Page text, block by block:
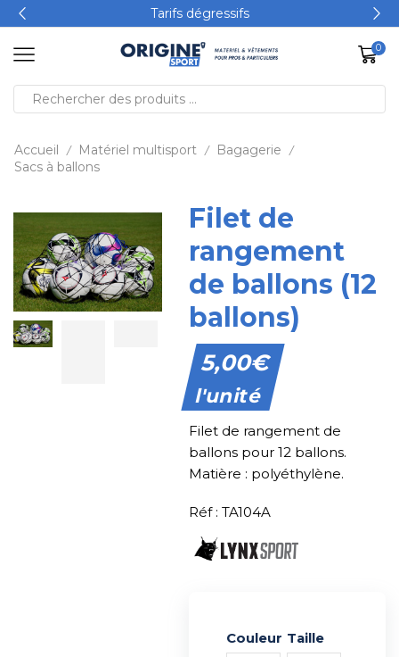
Tarifs dégressifs
0
Accueil / Matériel multisport / Bagagerie /
Sacs à ballons
Filet de
rangement
de ballons (12
ballons)
5,00€
l'unité
Filet de rangement de
ballons pour 12 ballons.
Matière : polyéthylène.
Réf : TA104A
Couleur Taille
Alternative: